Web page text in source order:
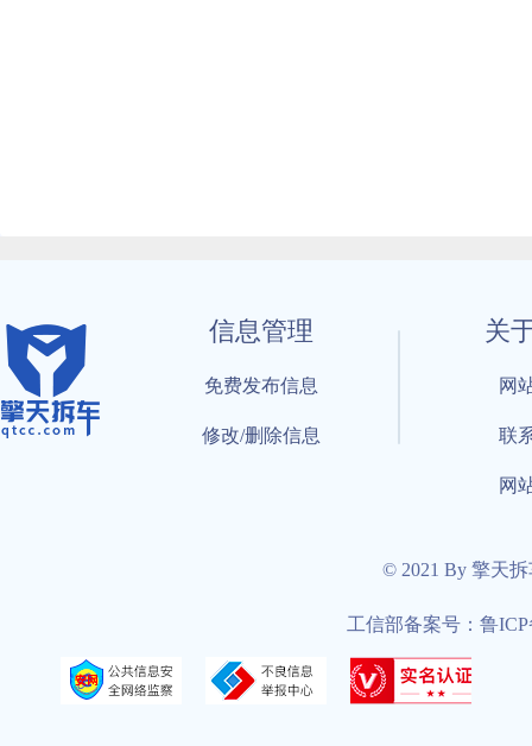
信息管理
免费发布信息
修改/删除信息
关
网
联
网
© 2021 By 擎天
工信部备案号：鲁